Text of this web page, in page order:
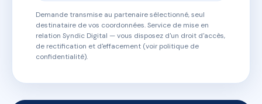
Demande transmise au partenaire sélectionné, seul
destinataire de vos coordonnées. Service de mise en
relation Syndic Digital — vous disposez d'un droit d'accès,
de rectification et d'effacement (voir politique de
confidentialité).